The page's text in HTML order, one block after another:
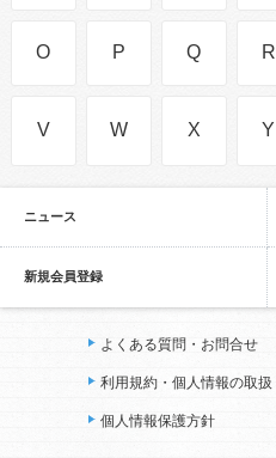
O P Q R
V W X Y
ニュース
新規会員登録
よくある質問・お問合せ
利用規約・個人情報の取扱
個人情報保護方針